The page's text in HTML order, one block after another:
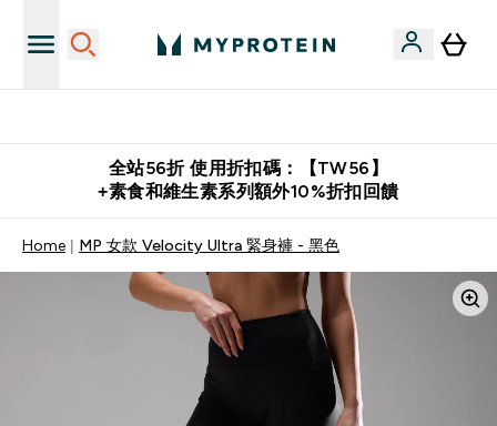
全站56折 使用折扣碼：【TW56】
+素食和維生素系列額外10%折扣回饋
Home MP 女款 Velocity Ultra 緊身褲 - 黑色